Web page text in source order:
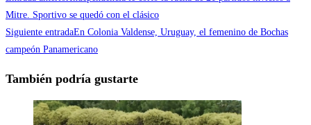
Mitre. Sportivo se quedó con el clásico
Siguiente entradaEn Colonia Valdense, Uruguay, el femenino de Bochas
campeón Panamericano
También podría gustarte